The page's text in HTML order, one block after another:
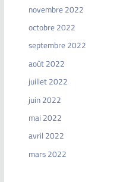
novembre 2022
octobre 2022
septembre 2022
août 2022
juillet 2022
juin 2022
mai 2022
avril 2022
mars 2022